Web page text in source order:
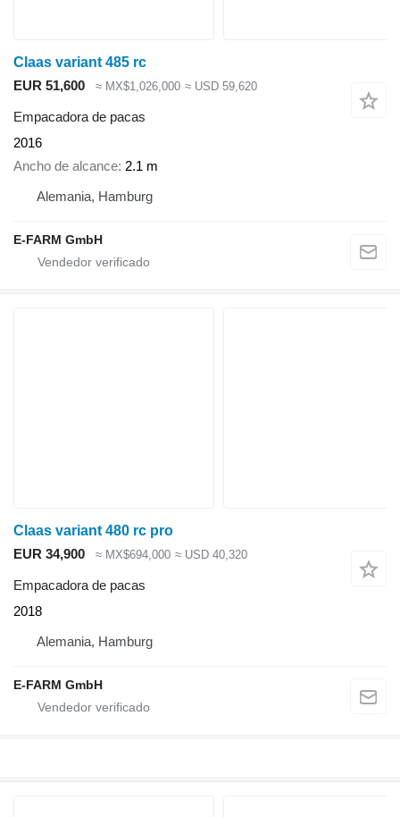
Claas variant 485 rc
EUR 51,600
≈ MX$1,026,000 ≈ USD 59,620
Empacadora de pacas
2016
Ancho de alcance 2.1 m
Alemania, Hamburg
E-FARM GmbH
Claas variant 480 rc pro
EUR 34,900
≈ MX$694,000 ≈ USD 40,320
Empacadora de pacas
2018
Alemania, Hamburg
E-FARM GmbH